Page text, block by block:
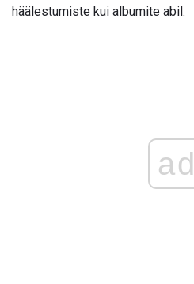
häälestumiste kui albumite abil.
ad